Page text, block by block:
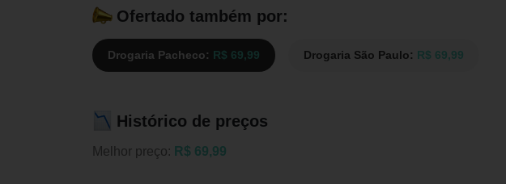
Ofertado também por:
Drogaria Pacheco: R$ 69,99 Drogaria São Paulo: R$ 69,99
Histórico de preços
Melhor preço: R$ 69,99